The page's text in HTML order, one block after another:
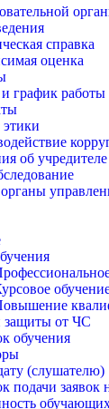
справка
оценка
график работы
этики
об учредителе
защиты от ЧС
обучения
(слушателю)
подачи заявок